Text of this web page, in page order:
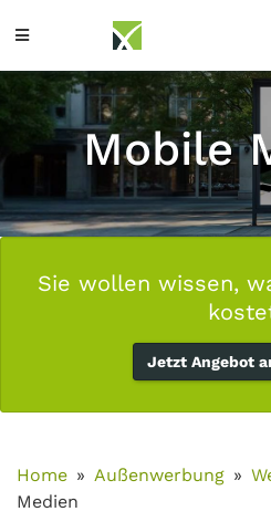
Mobile
Sie wollen wissen,
Jetzt Angebot
Home Außenwerbung
Medien